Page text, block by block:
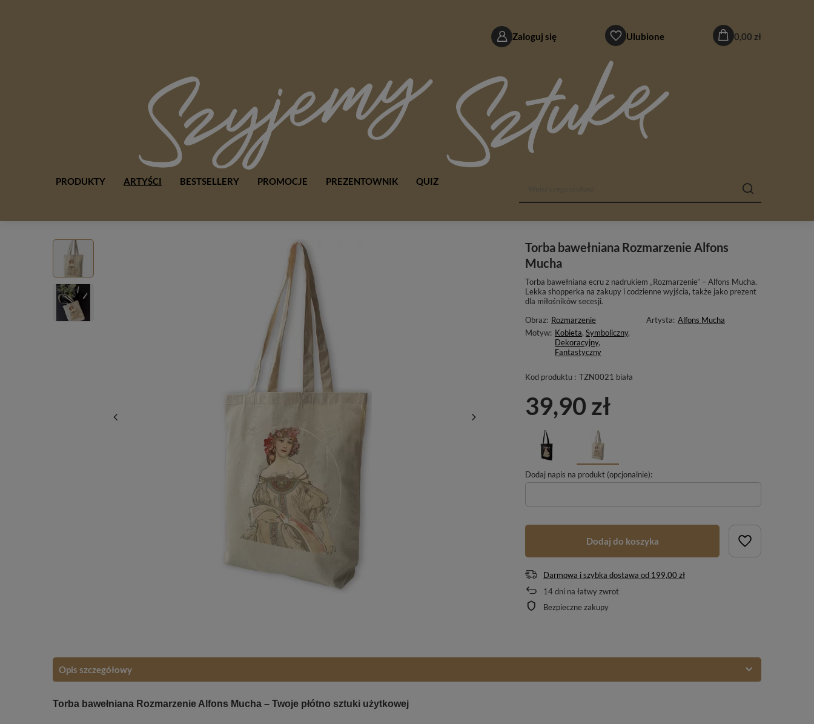
Zaloguj się Ulubione 0,00 zł
PRODUKTY ARTYŚCI BESTSELLERY PROMOCJE PREZENTOWNIK QUIZ
Torba bawełniana Rozmarzenie Alfons
Mucha
Torba bawełniana ecru z nadrukiem „Rozmarzenie” – Alfons Mucha.
Lekka shopperka na zakupy i codzienne wyjścia, także jako prezent
dla miłośników secesji.
Obraz: Rozmarzenie Artysta: Alfons Mucha
Motyw: Kobieta,Symboliczny,
Dekoracyjny,
Fantastyczny
Kod produktu : TZN0021 biała
39,90 zł
Dodaj napis na produkt (opcjonalnie):
Dodaj do koszyka
Darmowa i szybka dostawa od 199,00 zł
14dni na łatwy zwrot
Bezpieczne zakupy
Opis szczegółowy
Torba bawełniana Rozmarzenie Alfons Mucha – Twoje płótno sztuki użytkowej